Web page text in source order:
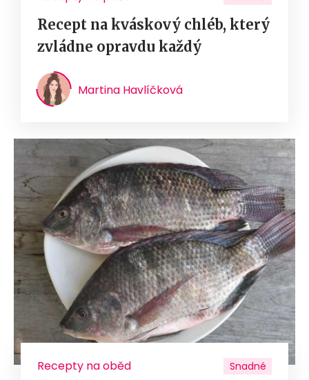
Recept na kváskový chléb, který
zvládne opravdu každý
Martina Havlíčková
Recepty na oběd Snadné